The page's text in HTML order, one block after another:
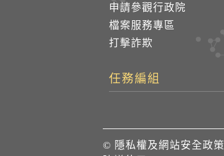
申請參觀行政院
檔案服務專區
打擊詐欺
任務編組
© 隱私權及網站安全政策